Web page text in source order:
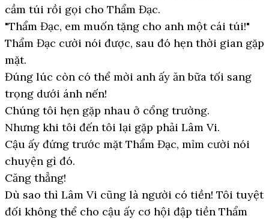
cầm túi rồi gọi cho Thẩm Đạc.
"Thẩm Đạc, em muốn tặng cho anh một cái túi!"
Thẩm Đạc cười nói được, sau đó hẹn thời gian gặp
mặt.
Đúng lúc còn có thể mời anh ấy ăn bữa tối sang
trọng dưới ánh nến!
Chúng tôi hẹn gặp nhau ở cổng trường.
Nhưng khi tôi đến tôi lại gặp phải Lâm Vi.
Cậu ấy đứng trước mặt Thẩm Đạc, mỉm cười nói
chuyện gì đó.
Căng thẳng!
Dù sao thì Lâm Vi cũng là người có tiền! Tôi tuyệt
đối không thể cho cậu ấy cơ hội đập tiền Thẩm